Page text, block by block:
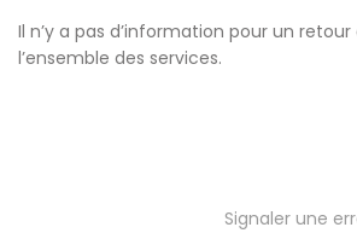
Il n’y a pas d’information pour un
l’ensemble des services.
Signaler une